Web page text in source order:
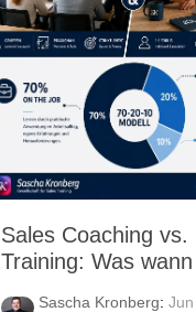
Sales Coaching vs.
Training: Was
Sascha Kronberg: Jun